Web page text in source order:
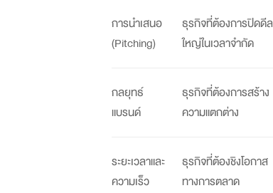
การนำเสนอ
(Pitching)
ธุรกิจที่ต้องการปิดดีล
ใหญ่ในเวลาจำกัด
กลยุทธ์
แบรนด์
ธุรกิจที่ต้องการสร้าง
ความแตกต่าง
ระยะเวลาและ
ความเร็ว
ธุรกิจที่ต้องชิงโอกาส
ทางการตลาด